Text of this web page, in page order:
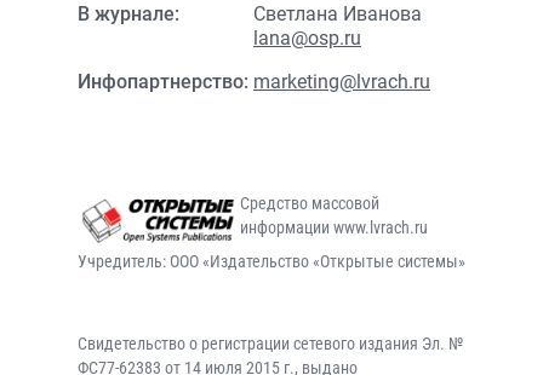
В журнале:
Светлана Иванова
lana@osp.ru
Инфопартнерство: marketing@lvrach.ru
Средство массовой
информации www.lvrach.ru
Учредитель: ООО «Издательство «Открытые системы»
Свидетельство о регистрации сетевого издания Эл. №
ФС77-62383 от 14 июля 2015 г., выдано